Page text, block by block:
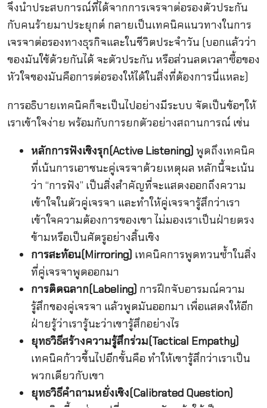
จึงนำประสบการณ์ที่ได้จากการเจรจาต่อรองตัวประกัน
กับคนร้ายมาประยุกต์ กลายเป็นเทคนิคแนวทางในการ
เจรจาต่อรองทางธุรกิจและในชีวิตประจำวัน (บอกแล้วว่า
ของมันใช้ด้วยกันได้ จะตัวประกัน หรือส่วนลดเวลาซื้อของ
หัวใจของมันคือการต่อรองให้ได้ในสิ่งที่ต้องการนี่แหละ)
การอธิบายเทคนิคก็จะเป็นไปอย่างมีระบบ จัดเป็นข้อๆให้
เราเข้าใจง่าย พร้อมกับการยกตัวอย่างสถานการณ์ เช่น
หลักการฟังเชิงรุก(Active Listening) พูดถึงเทคนิค
ที่เน้นการเอาชนะคู่เจรจาด้วยเหตุผล หลักนี้จะเน้น
ว่า “การฟัง” เป็นสิ่งสำคัญที่จะแสดงออกถึงความ
เข้าใจในตัวคู่เจรจา และทำให้คู่เจรจารู้สึกว่าเรา
เข้าใจความต้องการของเขา ไม่มองเราเป็นฝ่ายตรง
ข้ามหรือเป็นศัตรูอย่างสิ้นเชิง
การสะท้อน(Mirroring) เทคนิคการพูดทวนซ้ำในสิ่ง
ที่คู่เจรจาพูดออกมา
การติดฉลาก(Labeling) การฝึกจับอารมณ์ความ
รู้สึกของคู่เจรจา แล้วพูดมันออกมา เพื่อแสดงให้อีก
ฝ่ายรู้ว่าเรารู้นะว่าเขารู้สึกอย่างไร
ยุทธวิธีสร้างความรู้สึกร่วม(Tactical Empathy)
เทคนิคก้าวขึ้นไปอีกขั้นคือ ทำให้เขารู้สึกว่าเราเป็น
พวกเดียวกับเขา
ยุทธวิธีคำถามหยั่งเชิง(Calibrated Question)